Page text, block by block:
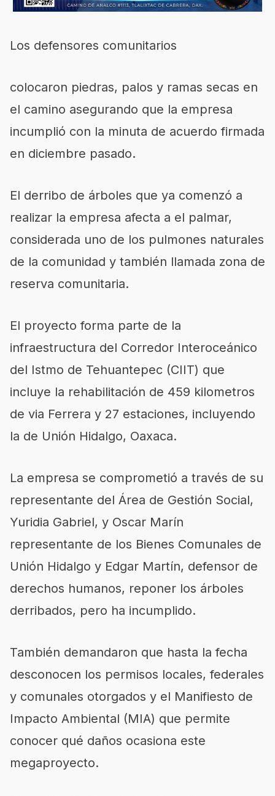
Los defensores comunitarios
colocaron piedras, palos y ramas secas en
el camino asegurando que la empresa
incumplió con la minuta de acuerdo firmada
en diciembre pasado.
El derribo de árboles que ya comenzó a
realizar la empresa afecta a el palmar,
considerada uno de los pulmones naturales
de la comunidad y también llamada zona de
reserva comunitaria.
El proyecto forma parte de la
infraestructura del Corredor Interoceánico
del Istmo de Tehuantepec (CIIT) que
incluye la rehabilitación de 459 kilometros
de via Ferrera y 27 estaciones, incluyendo
la de Unión Hidalgo, Oaxaca.
La empresa se comprometió a través de su
representante del Área de Gestión Social,
Yuridia Gabriel, y Oscar Marín
representante de los Bienes Comunales de
Unión Hidalgo y Edgar Martín, defensor de
derechos humanos, reponer los árboles
derribados, pero ha incumplido.
También demandaron que hasta la fecha
desconocen los permisos locales, federales
y comunales otorgados y el Manifiesto de
Impacto Ambiental (MIA) que permite
conocer qué daños ocasiona este
megaproyecto.